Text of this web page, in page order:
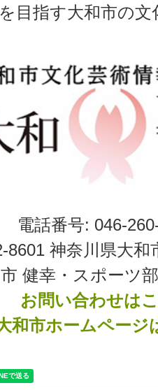
目指す大和市の
電話番号: 046-
8601 神奈川県大和
健幸・スポーツ
お問い合わせは
和市ホームページ